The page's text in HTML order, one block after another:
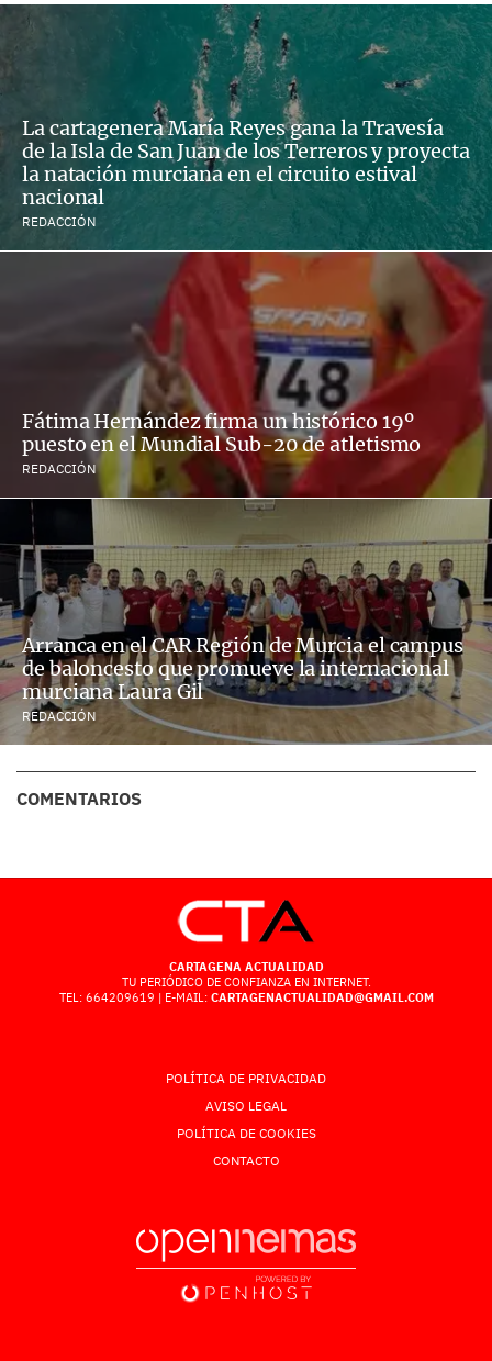
La cartagenera María Reyes gana la Travesía
de la Isla de San Juan de los Terreros y proyecta
la natación murciana en el circuito estival
nacional
REDACCIÓN
Fátima Hernández firma un histórico 19º
puesto en el Mundial Sub-20 de atletismo
REDACCIÓN
Arranca en el CAR Región de Murcia el campus
de baloncesto que promueve la internacional
murciana Laura Gil
REDACCIÓN
COMENTARIOS
CARTAGENA ACTUALIDAD
TU PERIÓDICO DE CONFIANZA EN INTERNET.
TEL: 664209619 | E-MAIL: CARTAGENACTUALIDAD@GMAIL.COM
POLÍTICA DE PRIVACIDAD
AVISO LEGAL
POLÍTICA DE COOKIES
CONTACTO